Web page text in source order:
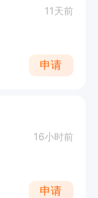
11天前
申请
16小时前
申请